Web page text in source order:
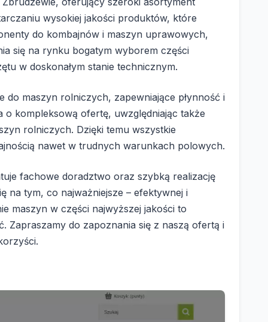
wysokiej jakości produktów, które
do kombajnów i maszyn uprawowych,
się na rynku bogatym wyborem części
w doskonałym stanie technicznym.
maszyn rolniczych, zapewniające płynność i
kompleksową ofertę, uwzględniając także
rolniczych. Dzięki temu wszystkie
nawet w trudnych warunkach polowych.
fachowe doradztwo oraz szybką realizację
na tym, co najważniejsze – efektywnej i
maszyn w części najwyższej jakości to
Zapraszamy do zapoznania się z naszą ofertą i